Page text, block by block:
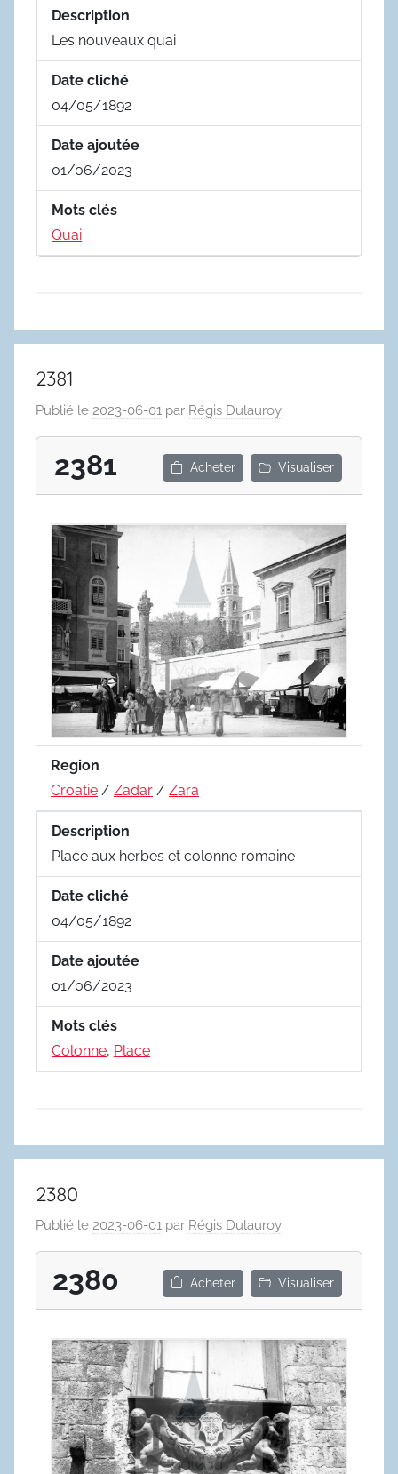
Description
Les nouveaux quai
Date cliché
04/05/1892
Date ajoutée
01/06/2023
Mots clés
Quai
2381
Publié le 2023-06-01 par Régis Dulauroy
2381 Acheter Visualiser
Region
Croatie / Zadar / Zara
Description
Place aux herbes et colonne romaine
Date cliché
04/05/1892
Date ajoutée
01/06/2023
Mots clés
Colonne, Place
2380
Publié le 2023-06-01 par Régis Dulauroy
2380 Acheter Visualiser